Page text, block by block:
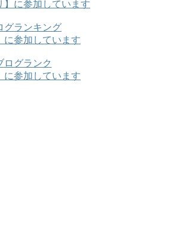
】に参加しています
グランキング
に参加しています
ログランク
に参加しています